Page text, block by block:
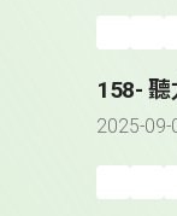
158-
2025-09-